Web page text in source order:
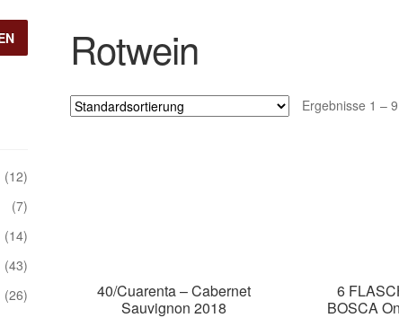
Rotwein
Ergebnisse 1 –
40/Cuarenta – Cabernet
Sauvignon 2018
6
BOSCA
(12)
(7)
(14)
(43)
(26)